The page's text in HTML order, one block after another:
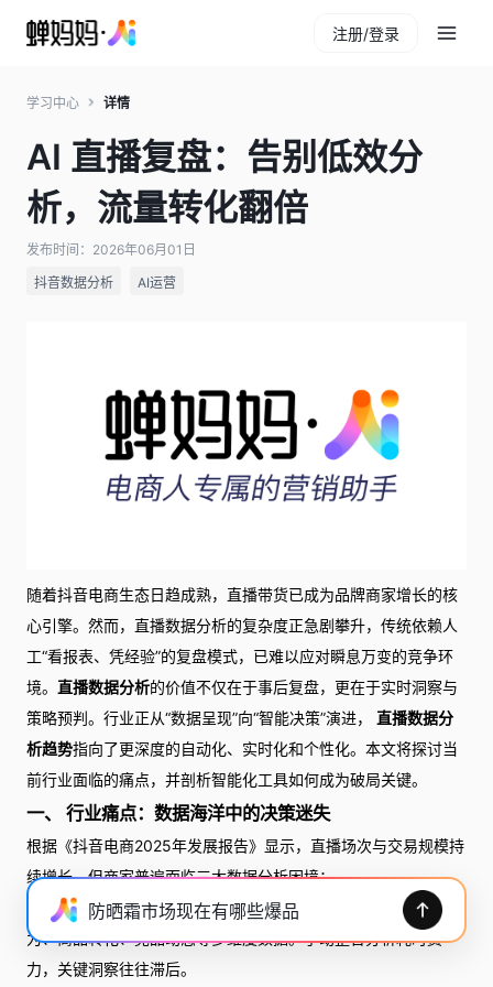
注册/登录
学习中心 详情
AI 直播复盘：告别低效分
析，流量转化翻倍
发布时间：2026年06月01日
抖音数据分析
AI运营
随着抖音电商生态日趋成熟，直播带货已成为品牌商家增长的核
心引擎。然而，直播数据分析的复杂度正急剧攀升，传统依赖人
工“看报表、凭经验”的复盘模式，已难以应对瞬息万变的竞争环
境。 直播数据分析的价值不仅在于事后复盘，更在于实时洞察与
策略预判。行业正从“数据呈现”向“智能决策”演进， 直播数据分
析趋势指向了更深度的自动化、实时化和个性化。本文将探讨当
前行业面临的痛点，并剖析智能化工具如何成为破局关键。
一、 行业痛点：数据海洋中的决策迷失
根据《抖音电商2025年发展报告》显示，直播场次与交易规模持
续增长，但商家普遍面临三大数据分析困境：
数据维度繁杂，解读效率低下：一场直播涉及流量来源、用户行
为、商品转化、竞品动态等多维度数据。手动整合分析耗时费
力，关键洞察往往滞后。
防晒霜市场现在有哪些爆品